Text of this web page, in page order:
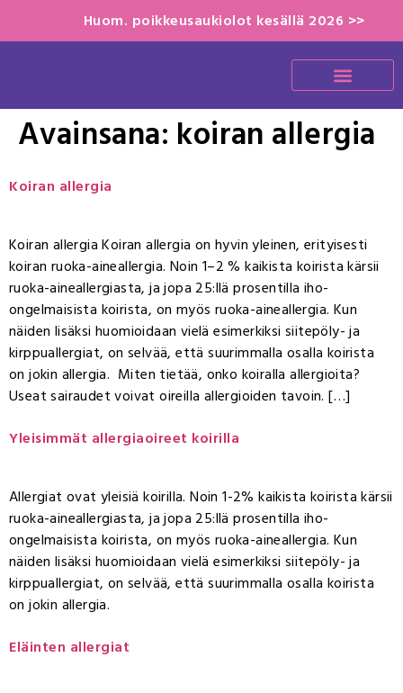
Huom. poikkeusaukiolot kesällä 2026 >>
Avainsana: koiran allergia
Koiran allergia
Koiran allergia Koiran allergia on hyvin yleinen, erityisesti
koiran ruoka-aineallergia. Noin 1–2 % kaikista koirista kärsii
ruoka-aineallergiasta, ja jopa 25:llä prosentilla iho-
ongelmaisista koirista, on myös ruoka-aineallergia. Kun
näiden lisäksi huomioidaan vielä esimerkiksi siitepöly- ja
kirppuallergiat, on selvää, että suurimmalla osalla koirista
on jokin allergia. Miten tietää, onko koiralla allergioita?
Useat sairaudet voivat oireilla allergioiden tavoin. […]
Yleisimmät allergiaoireet koirilla
Allergiat ovat yleisiä koirilla. Noin 1-2% kaikista koirista kärsii
ruoka-aineallergiasta, ja jopa 25:llä prosentilla iho-
ongelmaisista koirista, on myös ruoka-aineallergia. Kun
näiden lisäksi huomioidaan vielä esimerkiksi siitepöly- ja
kirppuallergiat, on selvää, että suurimmalla osalla koirista
on jokin allergia.
Eläinten allergiat